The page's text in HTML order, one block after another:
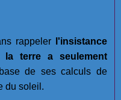
rappeler
l'insistance
terre a seulement
de ses calculs de
du soleil.